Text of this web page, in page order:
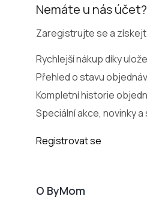
Nemáte u nás účet?
Zaregistrujte se a
Rychlejší nákup díky
Přehled o stavu
Kompletní historie
Speciální akce, novinky
Registrovat se
O ByMom